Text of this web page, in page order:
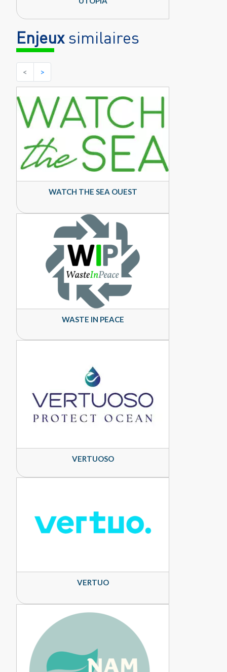
Enjeuxsimilaires
< >
WATCH THE SEA OUEST
WASTE IN PEACE
VERTUOSO
VERTUO